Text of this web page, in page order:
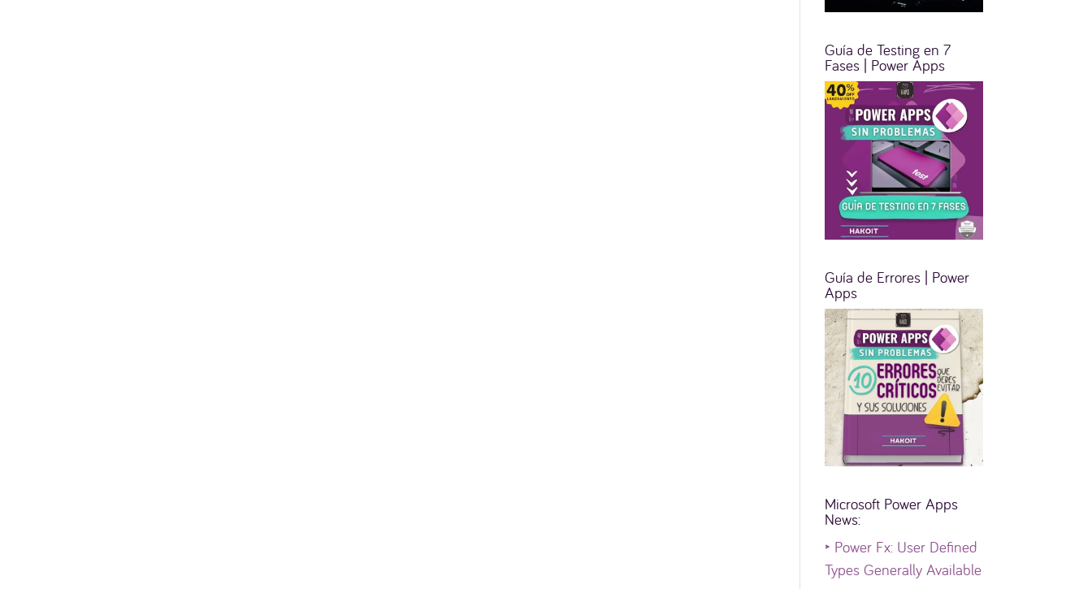
Guía de Testing en 7
Fases | Power Apps
Guía de Errores | Power
Apps
Microsoft Power Apps
News:
‣ Power Fx: User Defined
Types Generally Available